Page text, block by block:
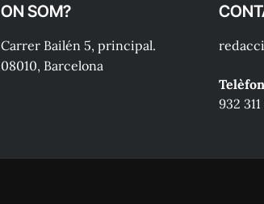
ON SOM?
Carrer Bailén 5, principal.
08010, Barcelona
932